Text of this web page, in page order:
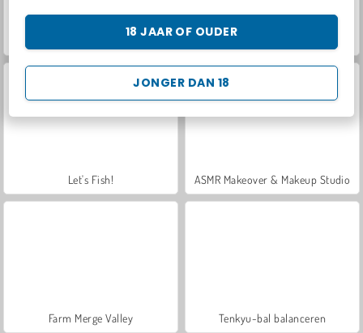
JONGER DAN 18
18 JAAR OF OUDER
Let's Fish! ASMR Makeover & Makeup Studio
Farm Merge Valley Tenkyu-bal balanceren